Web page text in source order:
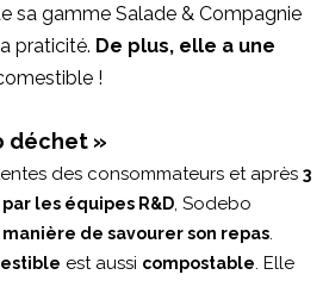
sa gamme Salade & Compagnie
praticité. De plus, elle a une
!
déchet »
des consommateurs et après 3
les équipes R&D, Sodebo
de savourer son repas.
est aussi compostable. Elle